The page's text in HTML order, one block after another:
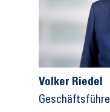
Volker Riedel